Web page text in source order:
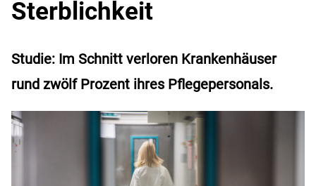
Sterblichkeit
Studie: Im Schnitt verloren Krankenhäuser
rund zwölf Prozent ihres Pflegepersonals.